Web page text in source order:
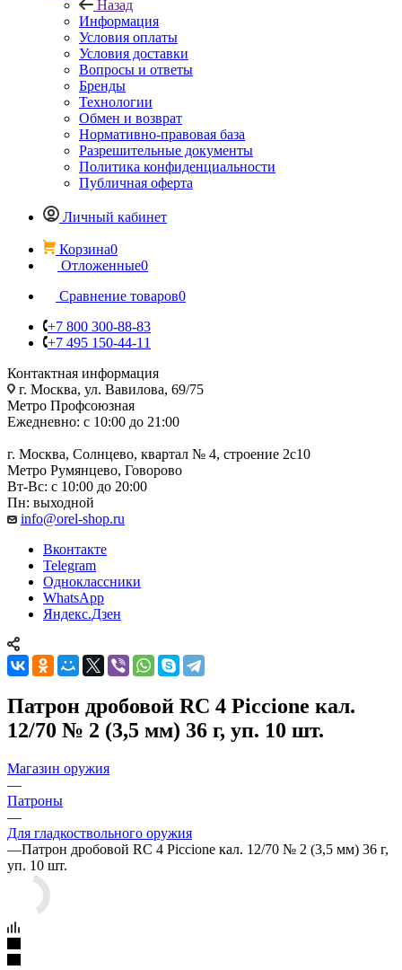
Назад
Информация
Условия оплаты
Условия доставки
Вопросы и ответы
Бренды
Технологии
Обмен и возврат
Нормативно-правовая база
Разрешительные документы
Политика конфиденциальности
Публичная оферта
Личный кабинет
Корзина0
Отложенные0
Сравнение товаров0
+7 800 300-88-83
+7 495 150-44-11
Контактная информация
г. Москва, ул. Вавилова, 69/75
Метро Профсоюзная
Ежедневно: с 10:00 до 21:00
г. Москва, Солнцево, квартал № 4, строение 2с10
Метро Румянцево, Говорово
Вт-Вс: с 10:00 до 20:00
Пн: выходной
info@orel-shop.ru
Вконтакте
Telegram
Одноклассники
WhatsApp
Яндекс.Дзен
Патрон дробовой RC 4 Piccione кал.
12/70 № 2 (3,5 мм) 36 г, уп. 10 шт.
Магазин оружия
—
Патроны
—
Для гладкоствольного оружия
—Патрон дробовой RC 4 Piccione кал. 12/70 № 2 (3,5 мм) 36 г,
уп. 10 шт.